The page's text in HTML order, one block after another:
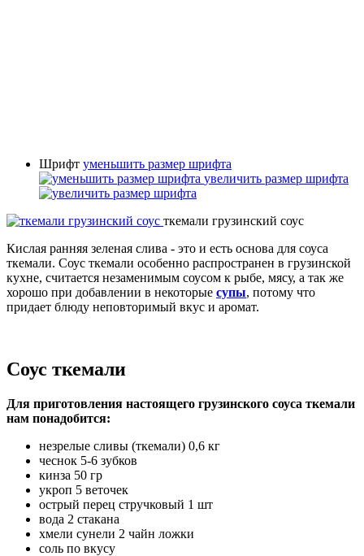
Шрифт уменьшить размер шрифта
увеличить размер шрифта
ткемали грузинский соус
Кислая ранняя зеленая слива - это и есть основа для соуса
ткемали. Соус ткемали особенно распространен в грузинской
кухне, считается незаменимым соусом к рыбе, мясу, а так же
хорошо при добавлении в некоторые супы, потому что
придает блюду неповторимый вкус и аромат.
Соус ткемали
Для приготовления настоящего грузинского соуса ткемали
нам понадобится:
незрелые сливы (ткемали) 0,6 кг
чеснок 5-6 зубков
кинза 50 гр
укроп 5 веточек
острый перец стручковый 1 шт
вода 2 стакана
хмели сунели 2 чайн ложки
соль по вкусу